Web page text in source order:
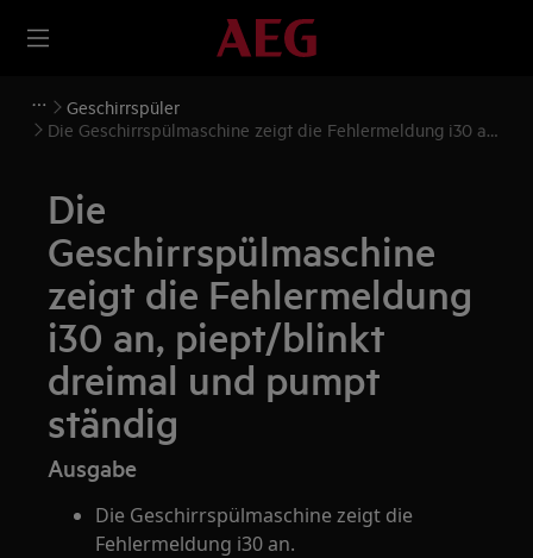
Geschirrspüler
Die Geschirrspülmaschine zeigt die Fehlermeldung i30 an,
Die
Geschirrspülmaschine
zeigt die Fehlermeldung
i30 an, piept/blinkt
dreimal und pumpt
ständig
Ausgabe
Die Geschirrspülmaschine zeigt die
Fehlermeldung i30 an.